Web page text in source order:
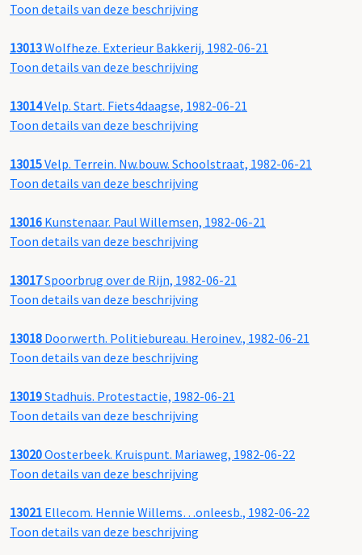
Toon details van deze beschrijving
13013Wolfheze. Exterieur Bakkerij, 1982-06-21
Toon details van deze beschrijving
13014Velp. Start. Fiets4daagse, 1982-06-21
Toon details van deze beschrijving
13015Velp. Terrein. Nw.bouw. Schoolstraat, 1982-06-21
Toon details van deze beschrijving
13016 Kunstenaar. Paul Willemsen, 1982-06-21
Toon details van deze beschrijving
13017Spoorbrug over de Rijn, 1982-06-21
Toon details van deze beschrijving
13018 Doorwerth. Politiebureau. Heroinev., 1982-06-21
Toon details van deze beschrijving
13019Stadhuis. Protestactie, 1982-06-21
Toon details van deze beschrijving
13020Oosterbeek. Kruispunt. Mariaweg, 1982-06-22
Toon details van deze beschrijving
13021 Ellecom. Hennie Willems…onleesb., 1982-06-22
Toon details van deze beschrijving